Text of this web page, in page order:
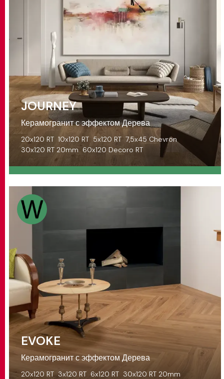
JOURNEY
Керамогранит с эффектом Дерева
20x120 RT 10x120 RT 5x120 RT 7,5x45 Chevron
30x120 RT 20mm 60x120 Decoro RT
EVOKE
Керамогранит с эффектом Дерева
20x120 RT 3x120 RT 6x120 RT 30x120 RT 20mm